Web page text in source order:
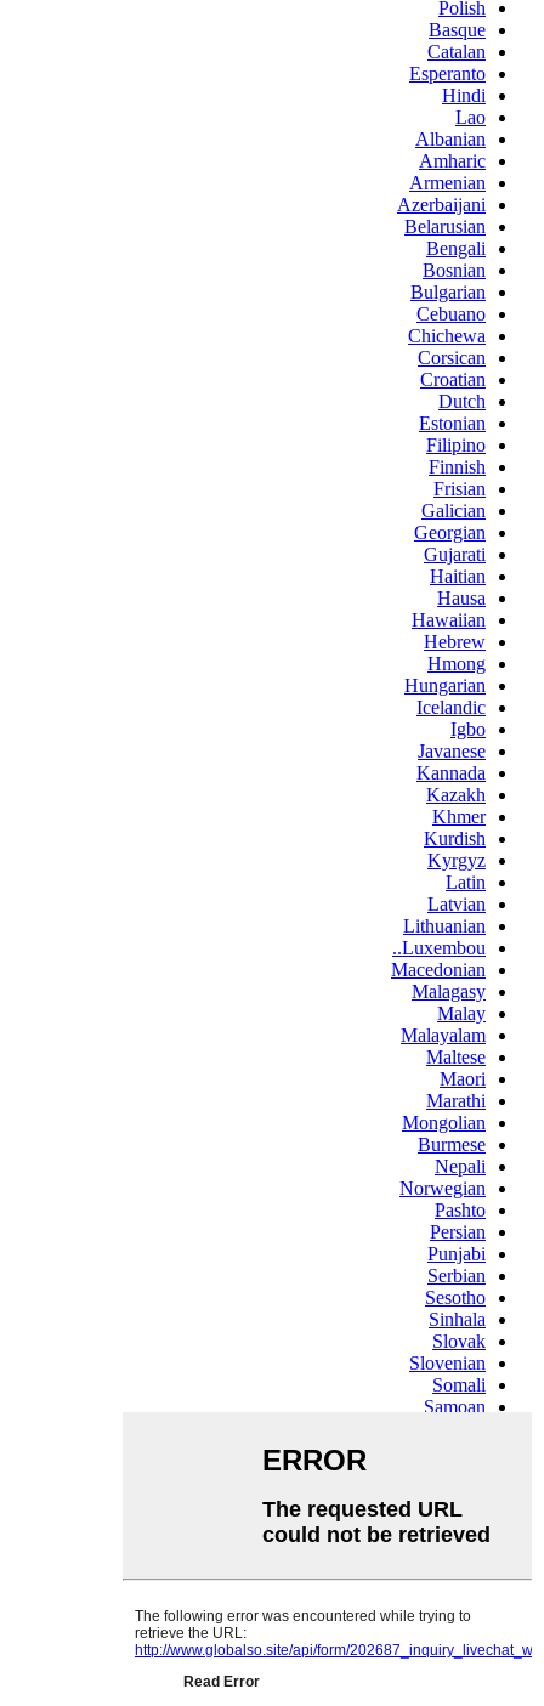
Polish
Basque
Catalan
Esperanto
Hindi
Lao
Albanian
Amharic
Armenian
Azerbaijani
Belarusian
Bengali
Bosnian
Bulgarian
Cebuano
Chichewa
Corsican
Croatian
Dutch
Estonian
Filipino
Finnish
Frisian
Galician
Georgian
Gujarati
Haitian
Hausa
Hawaiian
Hebrew
Hmong
Hungarian
Icelandic
Igbo
Javanese
Kannada
Kazakh
Khmer
Kurdish
Kyrgyz
Latin
Latvian
Lithuanian
Luxembou..
Macedonian
Malagasy
Malay
Malayalam
Maltese
Maori
Marathi
Mongolian
Burmese
Nepali
Norwegian
Pashto
Persian
Punjabi
Serbian
Sesotho
Sinhala
Slovak
Slovenian
Somali
Samoan
Swahili
Tajik
Telugu
Ukrainian
Urdu